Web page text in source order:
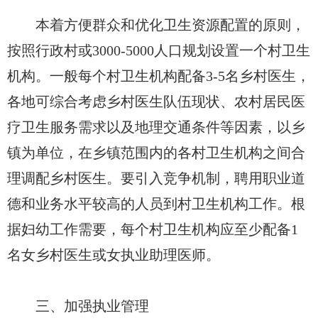
本着方便群众和优化卫生资源配置的原则，
按照行政村或3000-5000人口规划设置一个村卫生
机构。一般每个村卫生机构配备3-5名乡村医生，
各地可综合考虑乡村医生队伍现状、农村居民医
疗卫生服务需求以及地理交通条件等因素，以乡
镇为单位，在乡镇范围内的各村卫生机构之间合
理调配乡村医生。要引入竞争机制，聘用职业道
德和业务水平较高的人员到村卫生机构工作。根
据妇幼工作需要，每个村卫生机构应至少配备1
名女乡村医生或女执业助理医师。
三、加强执业管理